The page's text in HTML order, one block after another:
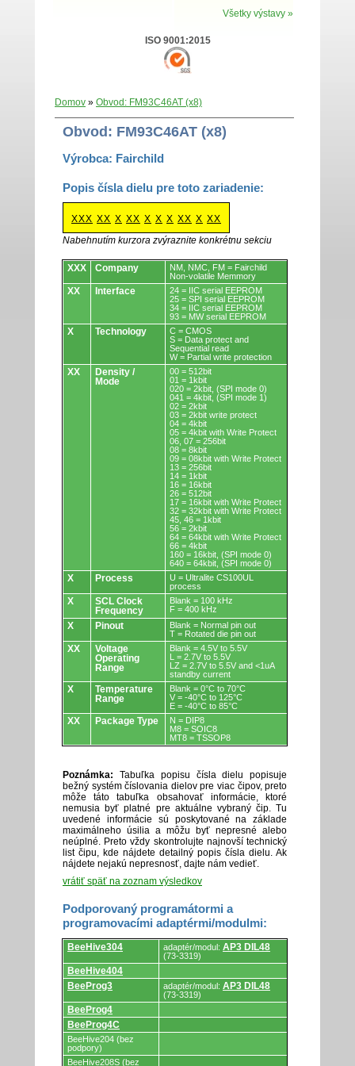
Všetky výstavy »
ISO 9001:2015
Domov » Obvod: FM93C46AT (x8)
Obvod: FM93C46AT (x8)
Výrobca: Fairchild
Popis čísla dielu pre toto zariadenie:
XXX XX X XX X X X XX X XX
Nabehnutím kurzora zvýraznite konkrétnu sekciu
Obvody.
XXX Company
NM, NMC, FM = Fairchild
Non-volatile Memmory
XX Interface
24 = IIC serial EEPROM
25 = SPI serial EEPROM
34 = IIC serial EEPROM
93 = MW serial EEPROM
X Technology
C = CMOS
S = Data protect and
Sequential read
W = Partial write protection
XX
Density /
Mode
00 = 512bit
01 = 1kbit
020 = 2kbit, (SPI mode 0)
041 = 4kbit, (SPI mode 1)
02 = 2kbit
03 = 2kbit write protect
04 = 4kbit
05 = 4kbit with Write Protect
06, 07 = 256bit
08 = 8kbit
09 = 08kbit with Write Protect
13 = 256bit
14 = 1kbit
16 = 16kbit
26 = 512bit
17 = 16kbit with Write Protect
32 = 32kbit with Write Protect
45, 46 = 1kbit
56 = 2kbit
64 = 64kbit with Write Protect
66 = 4kbit
160 = 16kbit, (SPI mode 0)
640 = 64kbit, (SPI mode 0)
X Process
U = Ultralite CS100UL
process
X
SCL Clock
Frequency
Blank = 100 kHz
F = 400 kHz
X Pinout
Blank = Normal pin out
T = Rotated die pin out
XX
Voltage
Operating
Range
Blank = 4.5V to 5.5V
L = 2.7V to 5.5V
LZ = 2.7V to 5.5V and <1uA
standby current
X
Temperature
Range
Blank = 0°C to 70°C
V = -40°C to 125°C
E = -40°C to 85°C
XX Package Type
N = DIP8
M8 = SOIC8
MT8 = TSSOP8
Poznámka: Tabuľka popisu čísla dielu popisuje
bežný systém číslovania dielov pre viac čipov, preto
môže táto tabuľka obsahovať informácie, ktoré
nemusia byť platné pre aktuálne vybraný čip. Tu
uvedené informácie sú poskytované na základe
maximálneho úsilia a môžu byť nepresné alebo
neúplné. Preto vždy skontrolujte najnovší technický
list čipu, kde nájdete detailný popis čísla dielu. Ak
nájdete nejakú nepresnosť, dajte nám vedieť.
vrátiť späť na zoznam výsledkov
Podporovaný programátormi a
programovacími adaptérmi/modulmi:
Podporovaný
programátormi
a
programovacími
adaptérmi/modulmi.
BeeHive304 adaptér/modul: AP3 DIL48
(73-3319)
BeeHive404
BeeProg3
adaptér/modul: AP3 DIL48
(73-3319)
BeeProg4
BeeProg4C
BeeHive204 (bez
podpory)
BeeHive208S (bez